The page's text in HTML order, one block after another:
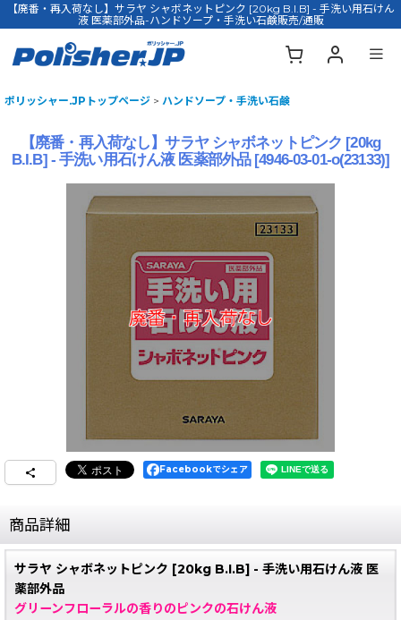
【廃番・再入荷なし】サラヤ シャボネットピンク [20kg B.I.B] - 手洗い用石けん
液 医薬部外品-ハンドソープ・手洗い石鹸販売/通販
ポリッシャー.JPトップページ > ハンドソープ・手洗い石鹸
【廃番・再入荷なし】サラヤ シャボネットピンク [20kg
B.I.B] - 手洗い用石けん液 医薬部外品 [4946-03-01-o(23133)]
Facebookでシェア
商品詳細
サラヤ シャボネットピンク [20kg B.I.B] - 手洗い用石けん液 医
薬部外品
グリーンフローラルの香りのピンクの石けん液